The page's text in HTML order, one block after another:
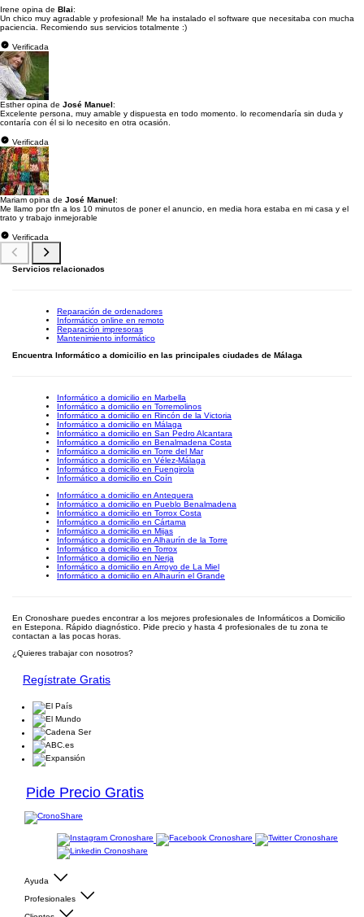
Irene opina de Blai:
Un chico muy agradable y profesional! Me ha instalado el software que necesitaba con mucha
paciencia. Recomiendo sus servicios totalmente :)
Verificada
Esther opina de José Manuel:
Excelente persona, muy amable y dispuesta en todo momento. lo recomendaría sin duda y
contaría con él si lo necesito en otra ocasión.
Verificada
Mariam opina de José Manuel:
Me llamo por tfn a los 10 minutos de poner el anuncio, en media hora estaba en mi casa y el
trato y trabajo inmejorable
Verificada
Servicios relacionados
Reparación de ordenadores
Informático online en remoto
Reparación impresoras
Mantenimiento informático
Encuentra Informático a domicilio en las principales ciudades de Málaga
Informático a domicilio en Marbella
Informático a domicilio en Torremolinos
Informático a domicilio en Rincón de la Victoria
Informático a domicilio en Málaga
Informático a domicilio en San Pedro Alcantara
Informático a domicilio en Benalmadena Costa
Informático a domicilio en Torre del Mar
Informático a domicilio en Vélez-Málaga
Informático a domicilio en Fuengirola
Informático a domicilio en Coín
Informático a domicilio en Antequera
Informático a domicilio en Pueblo Benalmadena
Informático a domicilio en Torrox Costa
Informático a domicilio en Cártama
Informático a domicilio en Mijas
Informático a domicilio en Alhaurín de la Torre
Informático a domicilio en Torrox
Informático a domicilio en Nerja
Informático a domicilio en Arroyo de La Miel
Informático a domicilio en Alhaurín el Grande
En Cronoshare puedes encontrar a los mejores profesionales de Informáticos a Domicilio
en Estepona. Rápido diagnóstico. Pide precio y hasta 4 profesionales de tu zona te
contactan a las pocas horas.
¿Quieres trabajar con nosotros?
Regístrate Gratis
Pide Precio Gratis
Ayuda
Profesionales